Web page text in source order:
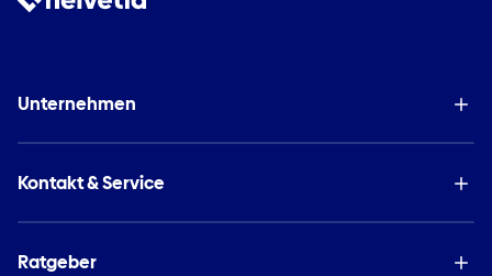
Unternehmen
Kontakt & Service
Ratgeber